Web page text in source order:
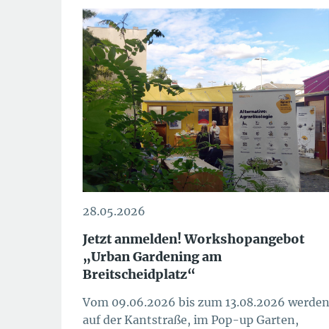
28.05.2026
Jetzt anmelden! Workshopangebot
„Urban Gardening am
Breitscheidplatz“
Vom 09.06.2026 bis zum 13.08.2026 werden
auf der Kantstraße, im Pop-up Garten,